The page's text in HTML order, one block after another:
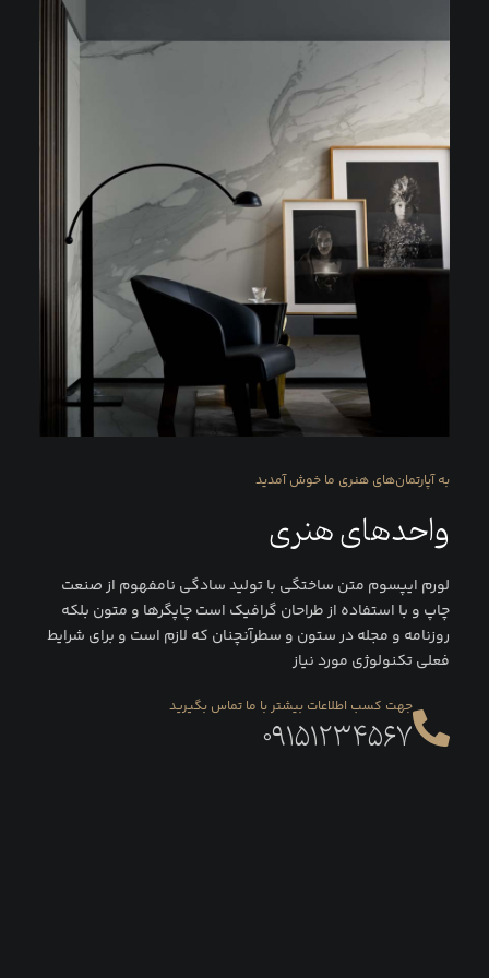
به آپارتمان‌های هنری ما خوش آمدید
واحد‌های هنری
لورم ایپسوم متن ساختگی با تولید سادگی نامفهوم از صنعت
چاپ و با استفاده از طراحان گرافیک است چاپگرها و متون بلکه
روزنامه و مجله در ستون و سطرآنچنان که لازم است و برای شرایط
فعلی تکنولوژی مورد نیاز
جهت کسب اطلاعات بیشتر با ما تماس بگیرید
۰۹۱۵۱۲۳۴۵۶۷